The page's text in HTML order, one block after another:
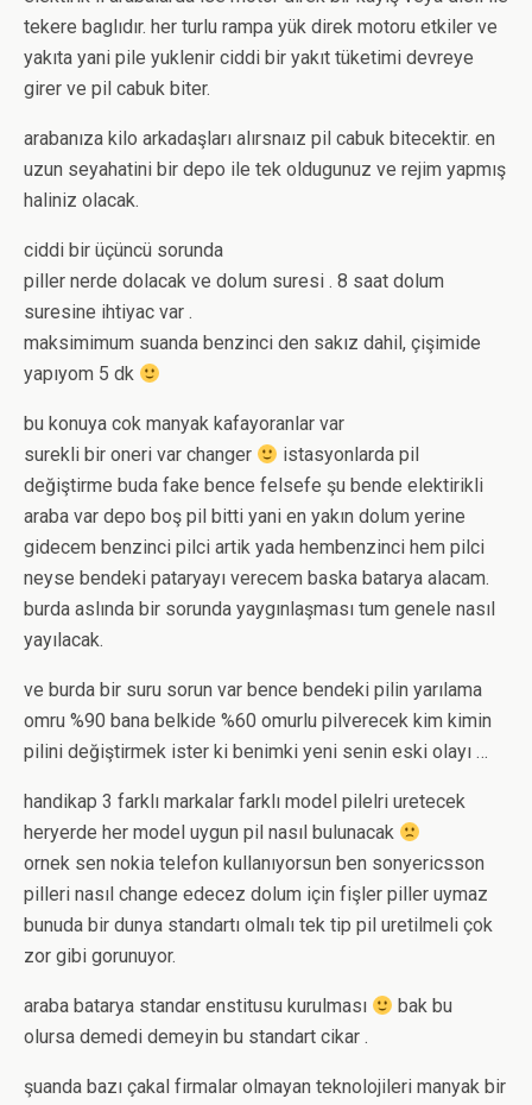
tekere baglıdır. her turlu rampa yük direk motoru etkiler ve
yakıta yani pile yuklenir ciddi bir yakıt tüketimi devreye
girer ve pil cabuk biter.
arabanıza kilo arkadaşları alırsnaız pil cabuk bitecektir. en
uzun seyahatini bir depo ile tek oldugunuz ve rejim yapmış
haliniz olacak.
ciddi bir üçüncü sorunda
piller nerde dolacak ve dolum suresi . 8 saat dolum
suresine ihtiyac var .
maksimimum suanda benzinci den sakız dahil, çişimide
yapıyom 5 dk
bu konuya cok manyak kafayoranlar var
surekli bir oneri var changer
istasyonlarda pil
değiştirme buda fake bence felsefe şu bende elektirikli
araba var depo boş pil bitti yani en yakın dolum yerine
gidecem benzinci pilci artik yada hembenzinci hem pilci
neyse bendeki pataryayı verecem baska batarya alacam.
burda aslında bir sorunda yaygınlaşması tum genele nasıl
yayılacak.
ve burda bir suru sorun var bence bendeki pilin yarılama
omru %90 bana belkide %60 omurlu pilverecek kim kimin
pilini değiştirmek ister ki benimki yeni senin eski olayı …
handikap 3 farklı markalar farklı model pilelri uretecek
heryerde her model uygun pil nasıl bulunacak
ornek sen nokia telefon kullanıyorsun ben sonyericsson
pilleri nasıl change edecez dolum için fişler piller uymaz
bunuda bir dunya standartı olmalı tek tip pil uretilmeli çok
zor gibi gorunuyor.
araba batarya standar enstitusu kurulması
bak bu
olursa demedi demeyin bu standart cikar .
şuanda bazı çakal firmalar olmayan teknolojileri manyak bir